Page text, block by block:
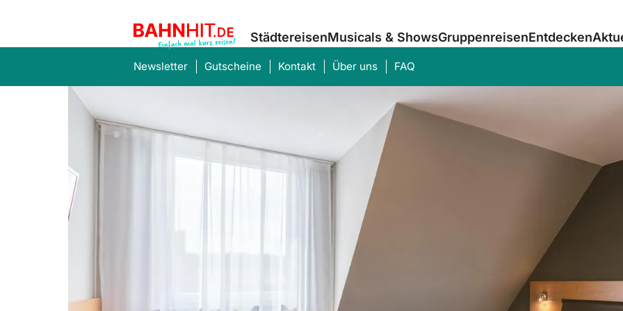
StädtereisenMusicals & ShowsGruppenreisenEntdecken
Newsletter Gutscheine Kontakt Über uns FAQ
Was suchen Sie?